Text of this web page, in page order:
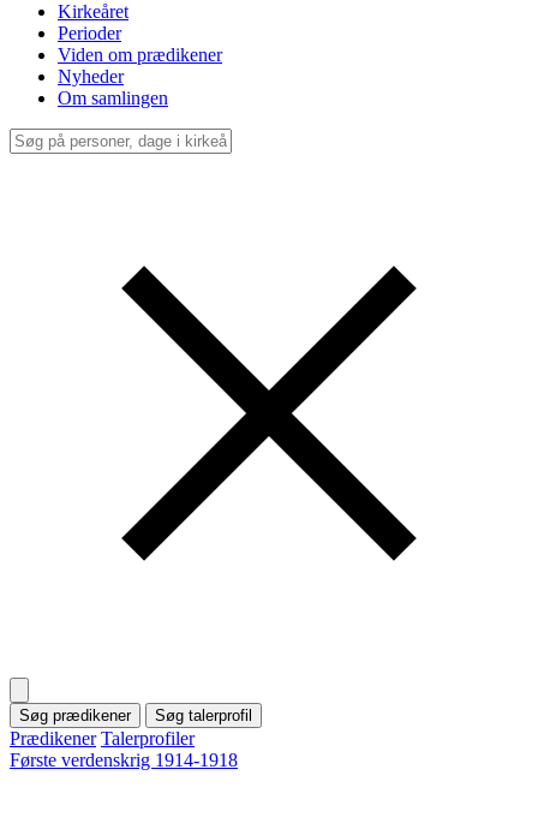
Kirkeåret
Perioder
Viden om prædikener
Nyheder
Om samlingen
Søg prædikener Søg talerprofil
Prædikener Talerprofiler
Første verdenskrig 1914-1918